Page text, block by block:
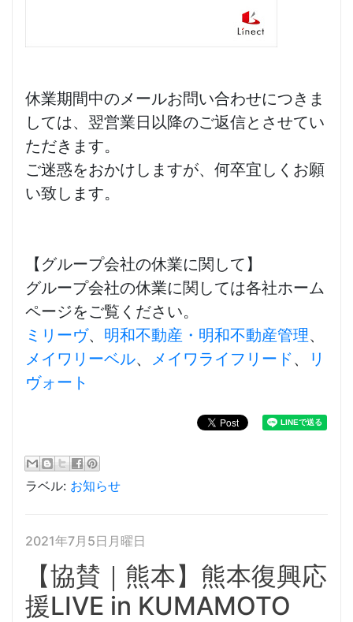
休業期間中のメールお問い合わせにつきま
しては、翌営業日以降のご返信とさせてい
ただきます。
ご迷惑をおかけしますが、何卒宜しくお願
い致します。
【グループ会社の休業に関して】
グループ会社の休業に関しては各社ホーム
ページをご覧ください。
ミリーヴ、 明和不動産・明和不動産管理、
メイワリーベル、 メイワライフリード、
リ
ヴォート
ラベル: お知らせ
2021年7月5日月曜日
【協賛｜熊本】熊本復興応
援LIVE in KUMAMOTO